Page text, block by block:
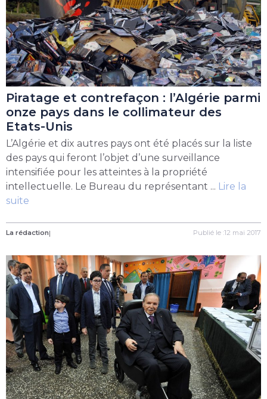
Piratage et contrefaçon : l’Algérie parmi
onze pays dans le collimateur des
Etats-Unis
L’Algérie et dix autres pays ont été placés sur la liste
des pays qui feront l’objet d’une surveillance
intensifiée pour les atteintes à la propriété
intellectuelle. Le Bureau du représentant ... Lire la
suite
La rédaction| Publié le :12 mai 2017